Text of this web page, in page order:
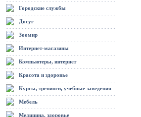
Городские службы
Досуг
Зоомир
Интернет-магазины
Компьютеры, интернет
Красота и здоровье
Курсы, тренинги, учебные заведения
Мебель
Медицина, здоровье